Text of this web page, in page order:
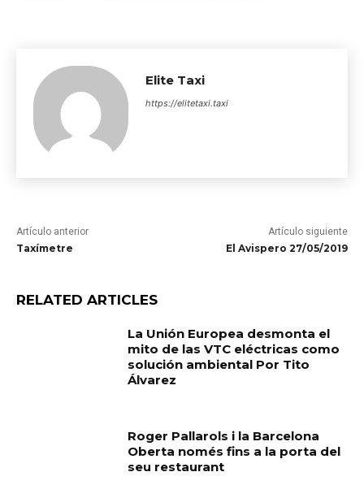
Elite Taxi
https://elitetaxi.taxi
Artículo anterior
Taxímetre
Artículo siguiente
El Avispero 27/05/2019
RELATED ARTICLES
La Unión Europea desmonta el
mito de las VTC eléctricas como
solución ambiental Por Tito
Álvarez
Roger Pallarols i la Barcelona
Oberta només fins a la porta del
seu restaurant